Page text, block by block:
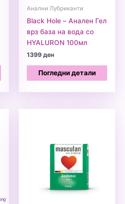
Анални Лубриканти
Black Hole – Анален Гел
врз база на вода со
HYALURON 100мл
1399ден
Погледни детали